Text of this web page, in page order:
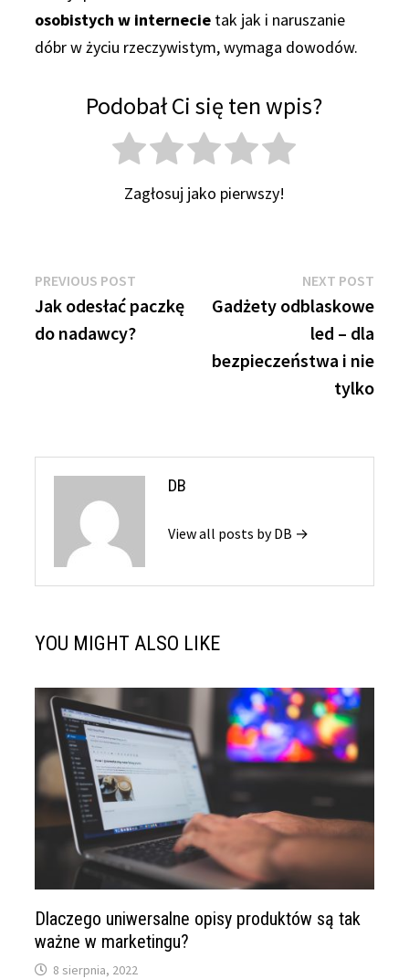
osobistych w internecie tak jak i naruszanie
dóbr w życiu rzeczywistym, wymaga dowodów.
Podobał Ci się ten wpis?
Zagłosuj jako pierwszy!
Nawigacja
wpisu
PREVIOUS POST
post:
Jak odesłać paczkę
do nadawcy?
NEXT POSTNext
post:
Gadżety odblaskowe
led – dla
bezpieczeństwa i nie
tylko
DB
View all posts by DB →
YOU MIGHT ALSO LIKE
Dlaczego uniwersalne opisy produktów są tak
ważne w marketingu?
8 sierpnia, 2022